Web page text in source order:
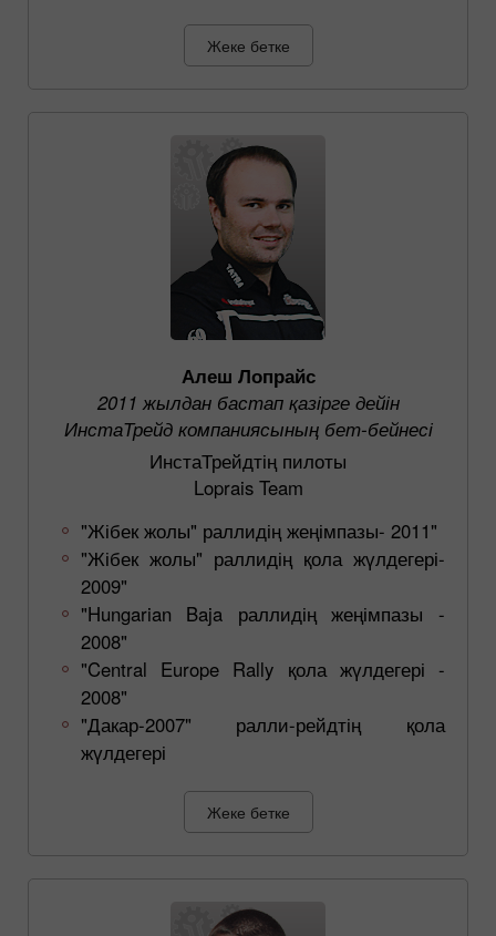
Жеке бетке
Алеш Лопрайс
2011 жылдан бастап қазірге дейін
ИнстаТрейд компаниясының бет-бейнесі
ИнстаТрейдтің пилоты
Loprais Team
"Жібек жолы" раллидің жеңімпазы- 2011"
"Жібек жолы" раллидің қола жүлдегері-
2009"
"Hungarian Baja раллидің жеңімпазы -
2008"
"Central Europe Rally қола жүлдегері -
2008"
"Дакар-2007" ралли-рейдтің қола
жүлдегері
Жеке бетке